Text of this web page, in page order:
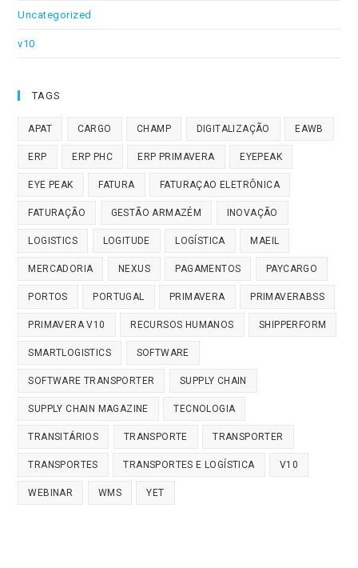
Uncategorized
v10
TAGS
APAT CARGO CHAMP DIGITALIZAÇÃO EAWB
ERP ERP PHC ERP PRIMAVERA EYEPEAK
EYE PEAK FATURA FATURAÇAO ELETRÔNICA
FATURAÇÃO GESTÃO ARMAZÉM INOVAÇÃO
LOGISTICS LOGITUDE LOGÍSTICA MAEIL
MERCADORIA NEXUS PAGAMENTOS PAYCARGO
PORTOS PORTUGAL PRIMAVERA PRIMAVERABSS
PRIMAVERA V10 RECURSOS HUMANOS SHIPPERFORM
SMARTLOGISTICS SOFTWARE
SOFTWARE TRANSPORTER SUPPLY CHAIN
SUPPLY CHAIN MAGAZINE TECNOLOGIA
TRANSITÁRIOS TRANSPORTE TRANSPORTER
TRANSPORTES TRANSPORTES E LOGÍSTICA V10
WEBINAR WMS YET